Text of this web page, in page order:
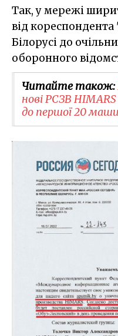
Так, у мережі
від кореспондента
Білорусі до
оборонного
Читайте також:
нові РСЗВ
до першої 20